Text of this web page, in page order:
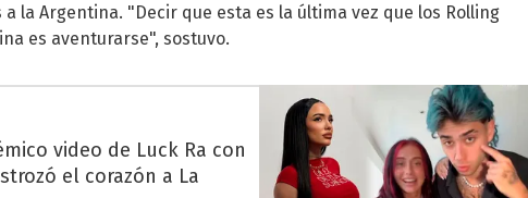
la Argentina. "Decir que esta es la última vez que los Rolling
es aventurarse", sostuvo.
video de Luck Ra con
el corazón a La